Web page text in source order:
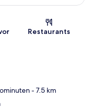
Restaurants
- 7.5 km